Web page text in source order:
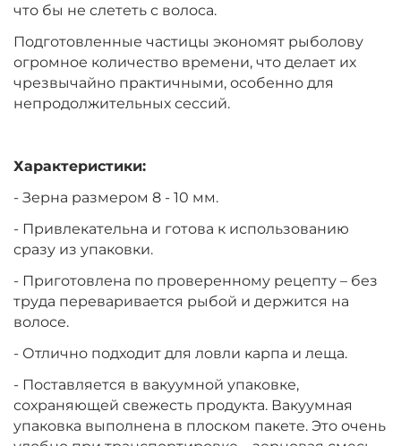
Тип зерновых: Конопля
‍299‍ ₽‍365‍₽
Тип зерновых:
‍1 199‍ ₽ +
−
Тип зерновых: Дробленый тигровый орех
−
Тип зерновых: Целый тигровый орех
что бы не слететь с волоса.
Подготовленные частицы экономят рыболову
огромное количество времени, что делает их
чрезвычайно практичными, особенно для
непродолжительных сессий.
Характеристики:
- Зерна размером 8 - 10 мм.
- Привлекательна и готова к использованию
сразу из упаковки.
- Приготовлена по проверенному рецепту – без
труда переваривается рыбой и держится на
волосе.
- Отлично подходит для ловли карпа и леща.
- Поставляется в вакуумной упаковке,
сохраняющей свежесть продукта. Вакуумная
упаковка выполнена в плоском пакете. Это очень